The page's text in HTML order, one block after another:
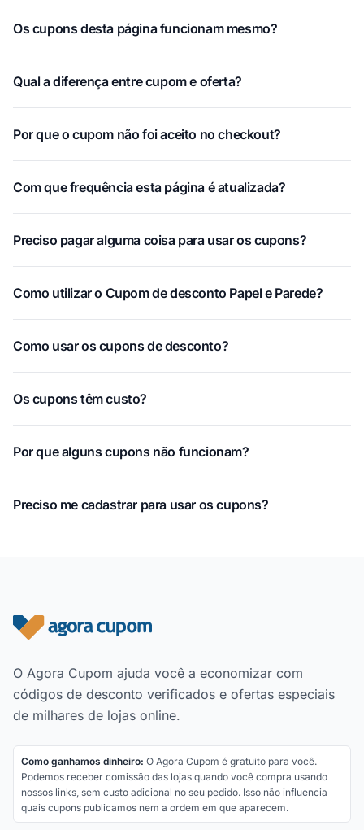
Os cupons desta página funcionam mesmo?
Qual a diferença entre cupom e oferta?
Por que o cupom não foi aceito no checkout?
Com que frequência esta página é atualizada?
Preciso pagar alguma coisa para usar os cupons?
Como utilizar o Cupom de desconto Papel e Parede?
Como usar os cupons de desconto?
Os cupons têm custo?
Por que alguns cupons não funcionam?
Preciso me cadastrar para usar os cupons?
Rodapé do site
O Agora Cupom ajuda você a economizar com
códigos de desconto verificados e ofertas especiais
de milhares de lojas online.
Como ganhamos dinheiro: O Agora Cupom é gratuito para você.
Podemos receber comissão das lojas quando você compra usando
nossos links, sem custo adicional no seu pedido. Isso não influencia
quais cupons publicamos nem a ordem em que aparecem.